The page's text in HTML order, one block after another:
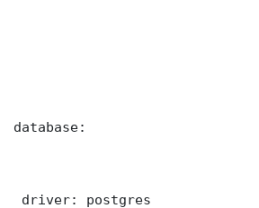
database:
driver: postgres